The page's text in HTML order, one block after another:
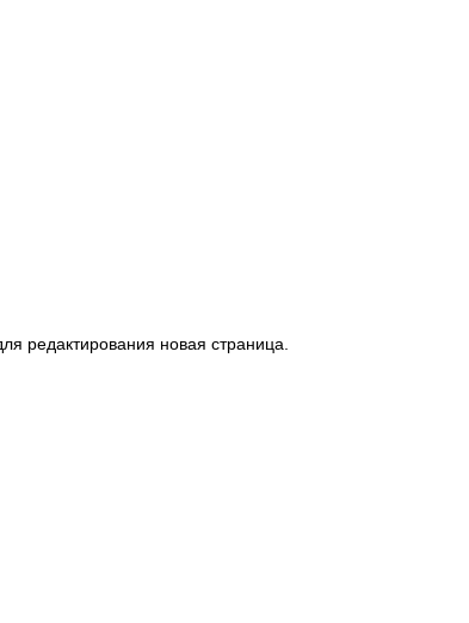
редактирования новая страница.